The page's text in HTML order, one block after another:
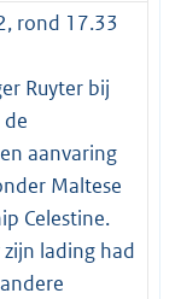
rond 17.33
Ruyter bij
aanvaring
Maltese
Celestine.
lading had